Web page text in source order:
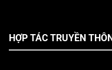
HỢP TÁC TRUYỀN